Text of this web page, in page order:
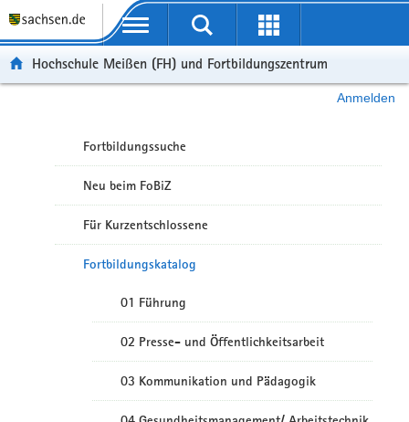
Portalübergreifende Navigation
Hochschule Meißen (FH) und Fortbildungszentrum
Anmelden
Fortbildungssuche
Neu beim FoBiZ
Für Kurzentschlossene
Fortbildungskatalog
01 Führung
02 Presse- und Öffentlichkeitsarbeit
03 Kommunikation und Pädagogik